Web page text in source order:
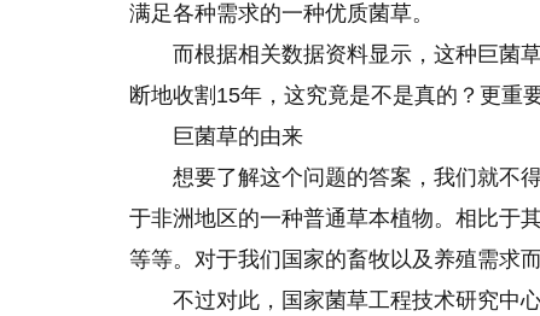
满足各种需求的一种优质菌草。
而根据相关数据资料显示，这种巨菌
断地收割15年，这究竟是不是真的？更重
巨菌草的由来
想要了解这个问题的答案，我们就不
于非洲地区的一种普通草本植物。相比于
等等。对于我们国家的畜牧以及养殖需求
不过对此，国家菌草工程技术研究中